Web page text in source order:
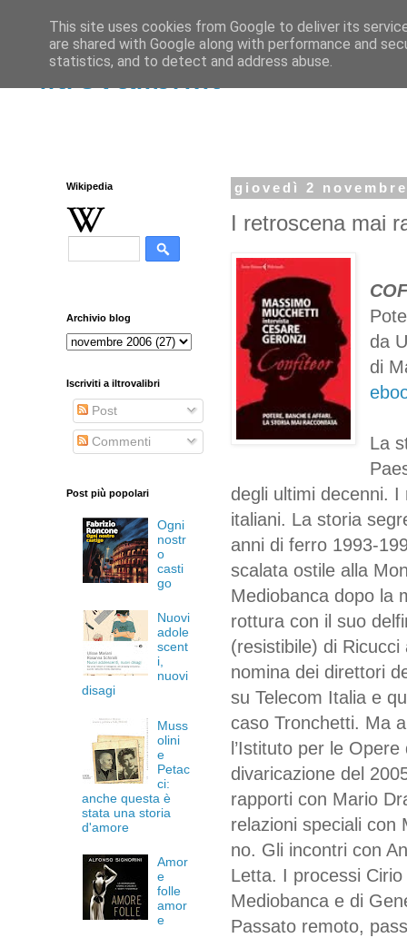
iltrovalibri.it
giovedì 2
I retroscena mai
da
di
La
degli ultimi decenni.
italiani. La storia
anni di ferro 1993-
scalata ostile alla
Mediobanca dopo la
rottura con il suo
(resistibile) di Ricucci
nomina dei direttori
su Telecom Italia e
caso Tronchetti. Ma
l’Istituto per le
divaricazione del
rapporti con Mario
relazioni speciali con
no. Gli incontri con
Letta. I processi
Mediobanca e di
Passato remoto,
Wikipedia
Archivio blog
Iscriviti a iltrovalibri
Post
Commenti
Post più popolari
Ogni
nostr
o
casti
go
Nuovi
adole
scent
i,
nuovi
disagi
Muss
olini
e
Petac
ci:
anche questa è
stata una storia
d'amore
Amor
e
folle
amor
e
This site uses cookies from Google to deliver its
are shared with Google along with performance and
statistics, and to detect and address abuse.